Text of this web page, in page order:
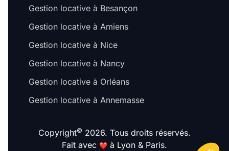
Gestion locative à Besançon
Gestion locative à Amiens
Gestion locative à Nice
Gestion locative à Nancy
Gestion locative à Orléans
Gestion locative à Annemasse
Copyright© 2026. Tous droits réservés.
Fait avec
à Lyon & Paris.